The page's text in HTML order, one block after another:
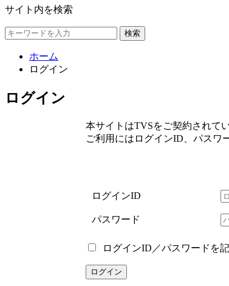
サイト内を検索
検索
ホーム
ログイン
ログイン
本サイトはTVSをご契約されて
ご利用にはログインID、パスワ
ログインID
パスワード
ログインID／パスワードを
ログイン